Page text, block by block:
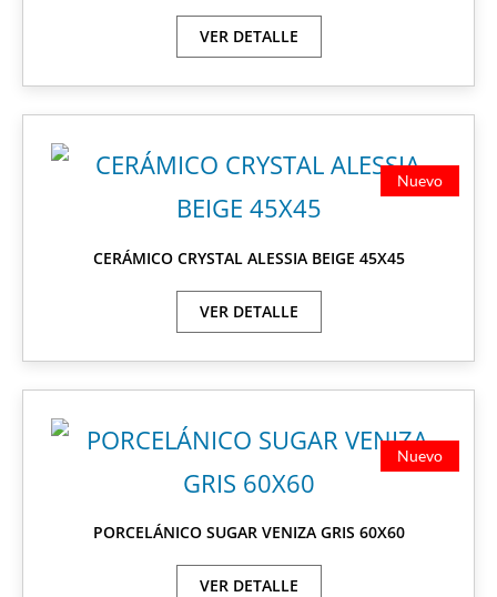
VER DETALLE
Nuevo
CERÁMICO CRYSTAL ALESSIA BEIGE 45X45
VER DETALLE
Nuevo
PORCELÁNICO SUGAR VENIZA GRIS 60X60
VER DETALLE